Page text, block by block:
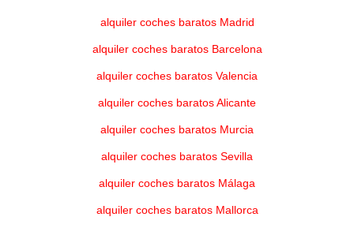
alquiler coches baratos Madrid
alquiler coches baratos Barcelona
alquiler coches baratos Valencia
alquiler coches baratos Alicante
alquiler coches baratos Murcia
alquiler coches baratos Sevilla
alquiler coches baratos Málaga
alquiler coches baratos Mallorca